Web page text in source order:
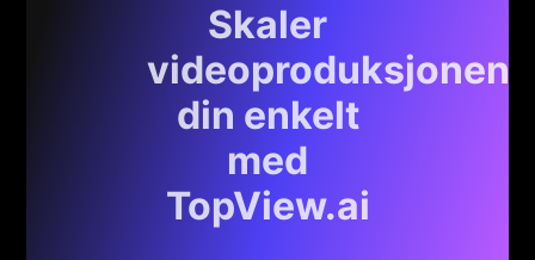
Skaler
videoproduksjonen
din enkelt
med
TopView.ai